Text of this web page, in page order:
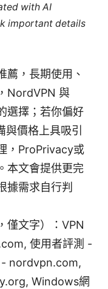
with AI
important details
薦，長期使用、
NordVPN 與
選擇；若你偏好
價格上具吸引
，ProPrivacy或
本文會提供更完
據需求自行判
僅文字）：VPN
使用者評測 -
nordvpn.com,
Windows網